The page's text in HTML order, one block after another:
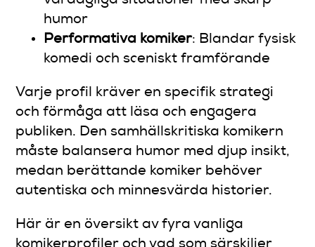
humor
Performativa komiker: Blandar fysisk
komedi och sceniskt framförande
Varje profil kräver en specifik strategi
och förmåga att läsa och engagera
publiken. Den samhällskritiska komikern
måste balansera humor med djup insikt,
medan berättande komiker behöver
autentiska och minnesvärda historier.
Här är en översikt av fyra vanliga
komikerprofiler och vad som särskiljer